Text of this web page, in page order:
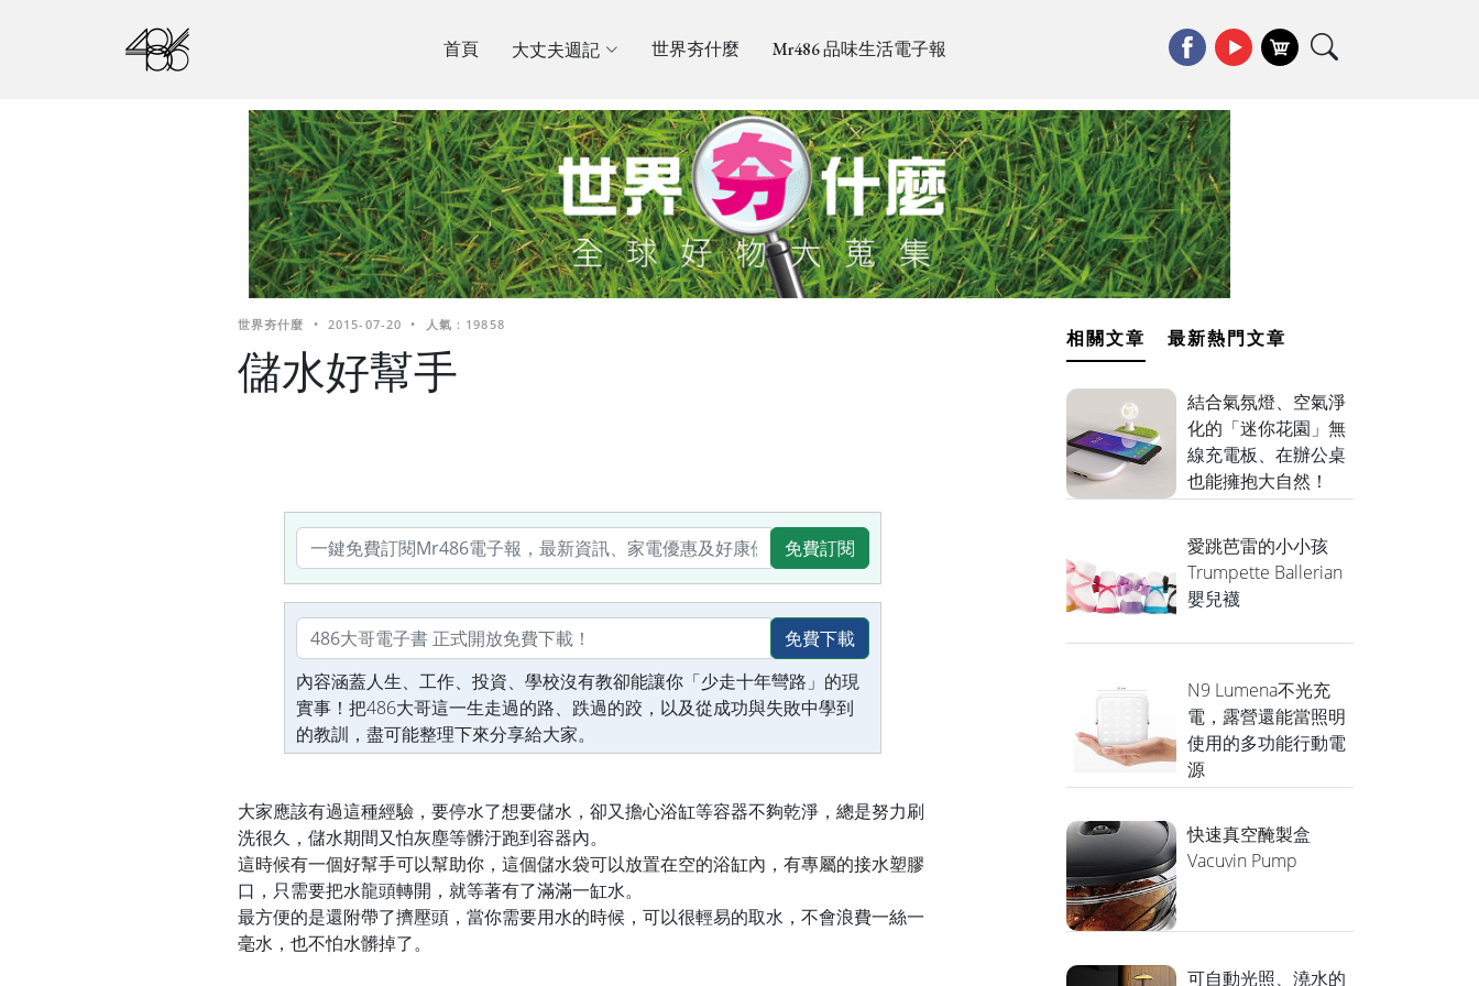
首頁 大丈夫週記 世界夯什麼 Mr486 品味生活電子報
世界夯什麼 • 2015-07-20 • 人氣 : 19858
儲水好幫手
免費訂閱
免費下載
內容涵蓋人生、工作、投資、學校沒有教卻能讓你「少走十年彎路」的現
實事！把486大哥這一生走過的路、跌過的跤，以及從成功與失敗中學到
的教訓，盡可能整理下來分享給大家。
大家應該有過這種經驗，要停水了想要儲水，卻又擔心浴缸等容器不夠乾淨，總是努力刷
洗很久，儲水期間又怕灰塵等髒汙跑到容器內。
這時候有一個好幫手可以幫助你，這個儲水袋可以放置在空的浴缸內，有專屬的接水塑膠
口，只需要把水龍頭轉開，就等著有了滿滿一缸水。
最方便的是還附帶了擠壓頭，當你需要用水的時候，可以很輕易的取水，不會浪費一絲一
毫水，也不怕水髒掉了。
相關文章 最新熱門文章
結合氣氛燈、空氣淨
化的「迷你花園」無
線充電板、在辦公桌
也能擁抱大自然！
愛跳芭雷的小小孩
Trumpette Ballerian
嬰兒襪
N9 Lumena不光充
電，露營還能當照明
使用的多功能行動電
源
快速真空醃製盒
Vacuvin Pump
可自動光照、澆水的